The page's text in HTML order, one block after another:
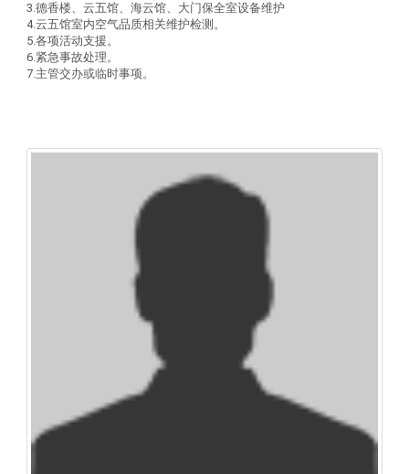
3.德香楼、云五馆、海云馆、大门保全室设备维护
4.云五馆室内空气品质相关维护检测。
5.各项活动支援。
6.紧急事故处理。
7.主管交办或临时事项。